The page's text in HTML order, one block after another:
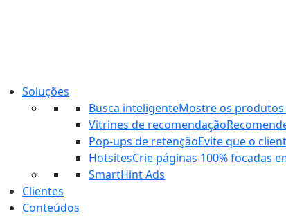
Soluções
Busca inteligenteMostre os produtos
Vitrines de recomendação
Pop-ups de retençãoEvite que o
HotsitesCrie páginas 100% focadas
SmartHint Ads
Clientes
Conteúdos